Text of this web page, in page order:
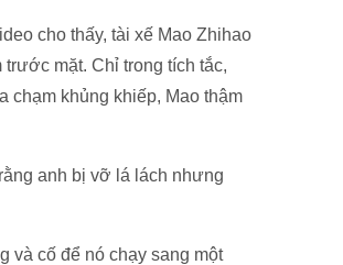
cho thấy, tài xế Mao Zhihao
mặt. Chỉ trong tích tắc,
chạm khủng khiếp, Mao thậm
anh bị vỡ lá lách nhưng
và cố để nó chạy sang một